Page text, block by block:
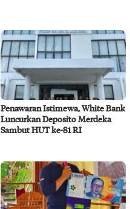
Penawaran Istimewa, White Bank
Luncurkan Deposito Merdeka
Sambut HUT ke-81 RI